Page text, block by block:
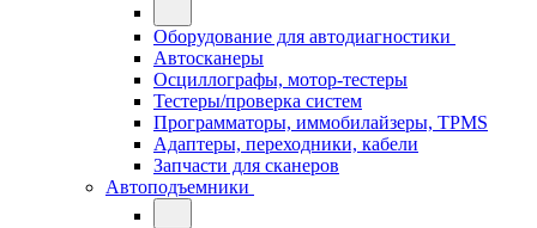
Оборудование для автодиагностики
Автосканеры
Осциллографы, мотор-тестеры
Тестеры/проверка систем
Программаторы, иммобилайзеры, TPMS
Адаптеры, переходники, кабели
Запчасти для сканеров
Автоподъемники